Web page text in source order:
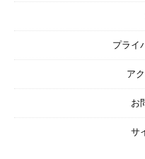
プライ
ア
お
サ